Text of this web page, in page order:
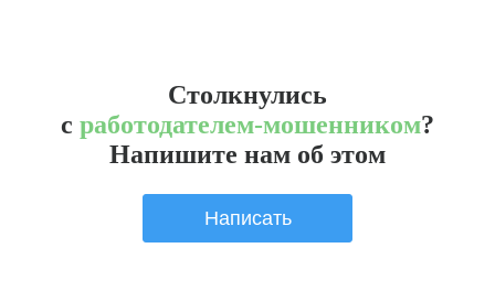
Столкнулись
с работодателем-мошенником?
Напишите нам об этом
Написать